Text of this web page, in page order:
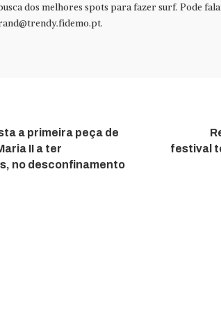
dos melhores spots para fazer surf. Pode
.
a primeira peça de
II a ter
no desconfinamento
festival